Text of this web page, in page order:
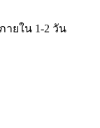
ายใน 1-2 วัน